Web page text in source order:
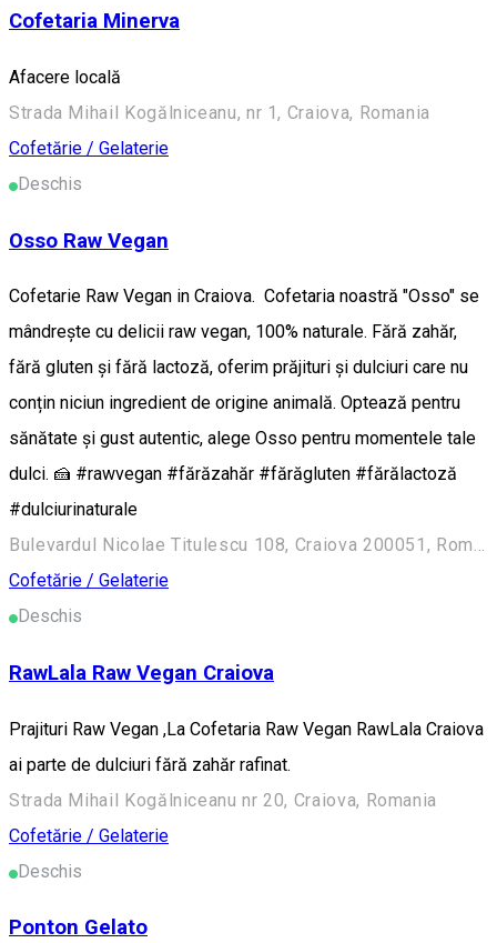
Cofetaria Minerva
Afacere locală
Strada Mihail Kogălniceanu, nr 1, Craiova, Romania
Cofetărie / Gelaterie
Deschis
Osso Raw Vegan
Cofetarie Raw Vegan in Craiova. Cofetaria noastră "Osso" se
mândrește cu delicii raw vegan, 100% naturale. Fără zahăr,
fără gluten și fără lactoză, oferim prăjituri și dulciuri care nu
conțin niciun ingredient de origine animală. Optează pentru
sănătate și gust autentic, alege Osso pentru momentele tale
dulci. 🍰 #rawvegan #fărăzahăr #fărăgluten #fărălactoză
#dulciurinaturale
Bulevardul Nicolae Titulescu 108, Craiova 200051, România
Cofetărie / Gelaterie
Deschis
RawLala Raw Vegan Craiova
Prajituri Raw Vegan ,La Cofetaria Raw Vegan RawLala Craiova
ai parte de dulciuri fără zahăr rafinat.
Strada Mihail Kogălniceanu nr 20, Craiova, Romania
Cofetărie / Gelaterie
Deschis
Ponton Gelato